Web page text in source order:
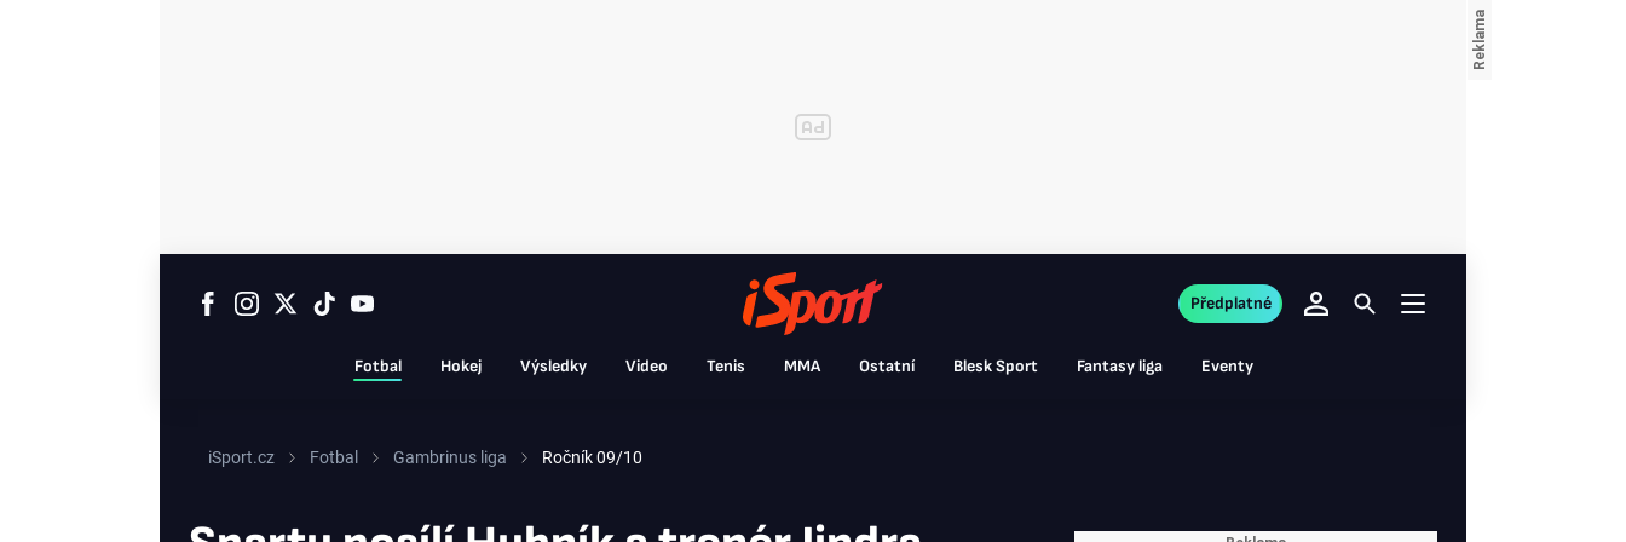
Fotbal Hokej Výsledky Video Tenis MMA Ostatní Blesk Sport Fantasy liga Eventy
Předplatné
iSport.cz Fotbal Gambrinus liga Ročník 09/10